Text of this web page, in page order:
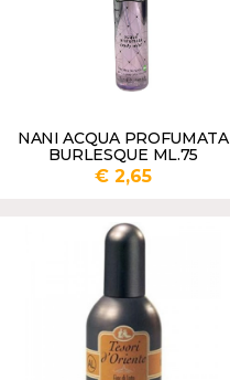
NANI ACQUA PROFUMATA
BURLESQUE ML.75
€ 2,65